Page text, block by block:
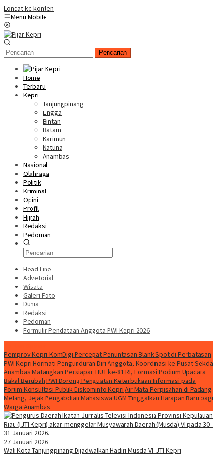
Loncat ke konten
Menu Mobile
Pencarian
Home
Terbaru
Kepri
Tanjungpinang
Lingga
Bintan
Batam
Karimun
Natuna
Anambas
Nasional
Olahraga
Politik
Kriminal
Opini
Profil
Hijrah
Redaksi
Pedoman
Head Line
Advetorial
Wisata
Galeri Foto
Dunia
Redaksi
Pedoman
Formulir Pendataan Anggota PWI Kepri 2026
Pemprov Kepri-KomDigi Percepat Penuntasan Blank Spot di Perbatasan
PWI Kepri Hormati Pengunduran Diri Anggota, Koordinasi ke PusatSekda
Anambas Matangkan Persiapan HUT ke-81 RI, Formasi Podium Upacara
Bakal Berubah PWI Dorong Penguatan Keterbukaan Informasi pada
Forum Konsultasi Publik Diskominfo Kepri Air Mata Perpisahan di Padang
Melang, Jejak Pengabdian Mahasiswa UGM Tinggalkan Harapan Baru bagi
Warga Anambas
27 Januari 2026
Wali Kota Tanjungpinang Dijadwalkan Hadiri Musda VI IJTI Kepri